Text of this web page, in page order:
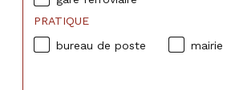
PRATIQUE
bureau de poste
mairie